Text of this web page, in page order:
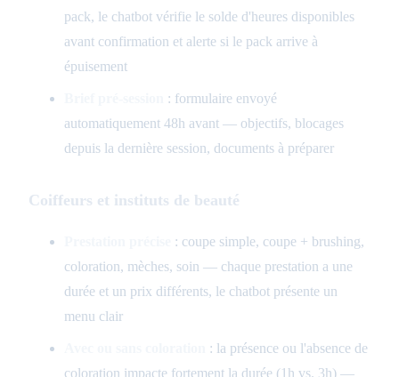
pack, le chatbot vérifie le solde d'heures disponibles
avant confirmation et alerte si le pack arrive à
épuisement
: formulaire envoyé
automatiquement 48h avant — objectifs, blocages
depuis la dernière session, documents à préparer
Coiffeurs et instituts de beauté
: coupe simple, coupe + brushing,
coloration, mèches, soin — chaque prestation a une
durée et un prix différents, le chatbot présente un
menu clair
: la présence ou l'absence de
coloration impacte fortement la durée (1h vs. 3h) —